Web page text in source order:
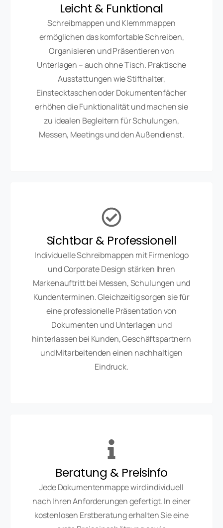
Leicht & Funktional
Schreibmappen und Klemmmappen
ermöglichen das komfortable Schreiben,
Organisieren und Präsentieren von
Unterlagen – auch ohne Tisch. Praktische
Ausstattungen wie Stifthalter,
Einstecktaschen oder Dokumentenfächer
erhöhen die Funktionalität und machen sie
zu idealen Begleitern für Schulungen,
Messen, Meetings und den Außendienst.
Sichtbar & Professionell
Individuelle Schreibmappen mit Firmenlogo
und Corporate Design stärken Ihren
Markenauftritt bei Messen, Schulungen und
Kundenterminen. Gleichzeitig sorgen sie für
eine professionelle Präsentation von
Dokumenten und Unterlagen und
hinterlassen bei Kunden, Geschäftspartnern
und Mitarbeitenden einen nachhaltigen
Eindruck.
Beratung & Preisinfo
Jede Dokumentenmappe wird individuell
nach Ihren Anforderungen gefertigt. In einer
kostenlosen Erstberatung erhalten Sie eine